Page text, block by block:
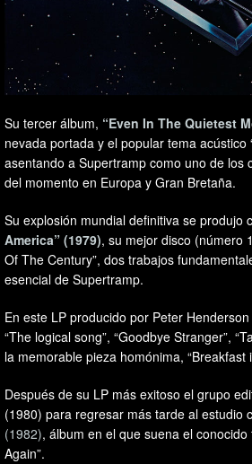
Su tercer álbum, “Even In The Quietest
nevada portada y el popular tema acústico
asentando a Supertramp como uno de los
del momento en Europa y Gran Bretaña.
Su explosión mundial definitiva se produjo
America” (1979), su mejor disco (número
Of The Century”, dos trabajos
esencial de Supertramp.
En este LP producido por Peter
“The logical song”, “Goodbye Stranger”,
la memorable pieza homónima, “Breakfast
Después de su LP más exitoso el grupo
(1980) para regresar más tarde al estudio
(1982), álbum en el que suena el conocido
Again”.